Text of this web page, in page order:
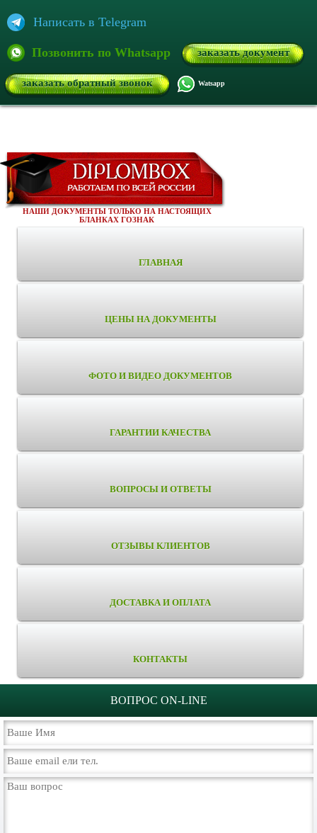
Написать в Telegram
Позвонить по Whatsapp заказать документ
заказать обратный звонок Watsapp
НАШИ ДОКУМЕНТЫ ТОЛЬКО НА НАСТОЯЩИХ
БЛАНКАХ ГОЗНАК
ГЛАВНАЯ
ЦЕНЫ НА ДОКУМЕНТЫ
ФОТО И ВИДЕО ДОКУМЕНТОВ
ГАРАНТИИ КАЧЕСТВА
ВОПРОСЫ И ОТВЕТЫ
ОТЗЫВЫ КЛИЕНТОВ
ДОСТАВКА И ОПЛАТА
КОНТАКТЫ
ВОПРОС ON-LINE